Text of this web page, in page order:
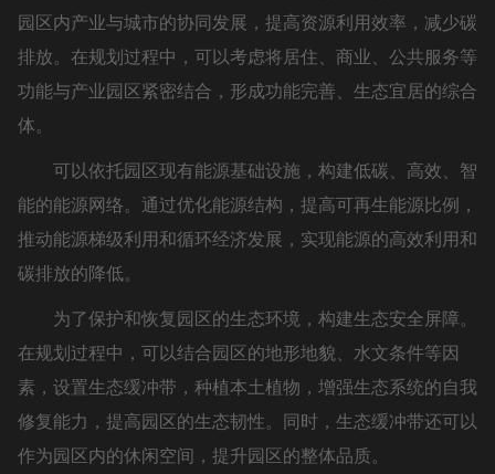
园区内产业与城市的协同发展，提高资源利用效率，减少碳
排放。在规划过程中，可以考虑将居住、商业、公共服务等
功能与产业园区紧密结合，形成功能完善、生态宜居的综合
体。
可以依托园区现有能源基础设施，构建低碳、高效、智
能的能源网络。通过优化能源结构，提高可再生能源比例，
推动能源梯级利用和循环经济发展，实现能源的高效利用和
碳排放的降低。
为了保护和恢复园区的生态环境，构建生态安全屏障。
在规划过程中，可以结合园区的地形地貌、水文条件等因
素，设置生态缓冲带，种植本土植物，增强生态系统的自我
修复能力，提高园区的生态韧性。同时，生态缓冲带还可以
作为园区内的休闲空间，提升园区的整体品质。